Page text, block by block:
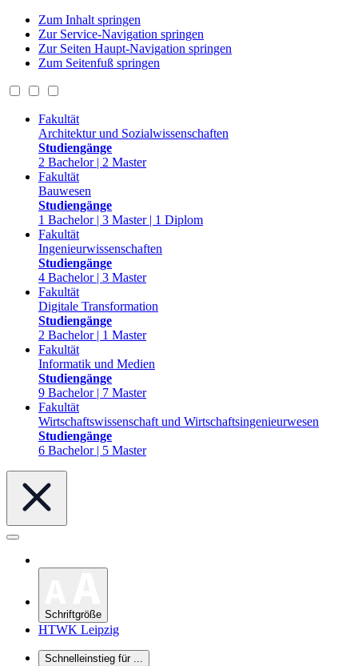
Zum Inhalt springen
Zur Service-Navigation springen
Zur Seiten Haupt-Navigation springen
Zum Seitenfuß springen
Fakultät
Architektur und Sozialwissenschaften
Studiengänge
2 Bachelor | 2 Master
Fakultät
Bauwesen
Studiengänge
1 Bachelor | 3 Master | 1 Diplom
Fakultät
Ingenieurwissenschaften
Studiengänge
4 Bachelor | 3 Master
Fakultät
Digitale Transformation
Studiengänge
2 Bachelor | 1 Master
Fakultät
Informatik und Medien
Studiengänge
9 Bachelor | 7 Master
Fakultät
Wirtschaftswissenschaft und Wirtschaftsingenieurwesen
Studiengänge
6 Bachelor | 5 Master
Schriftgröße
HTWK Leipzig
Schnelleinstieg für ...